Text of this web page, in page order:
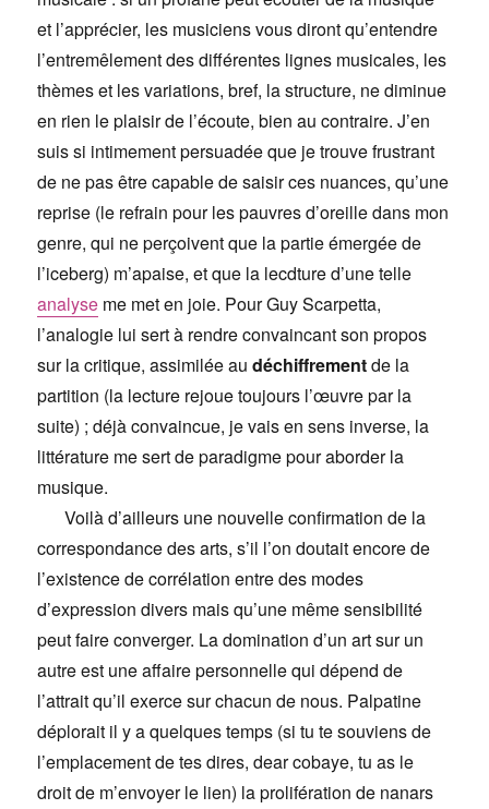
et l’apprécier, les musiciens vous diront qu’entendre
l’entremêlement des différentes lignes musicales, les
thèmes et les variations, bref, la structure, ne diminue
en rien le plaisir de l’écoute, bien au contraire. J’en
suis si intimement persuadée que je trouve frustrant
de ne pas être capable de saisir ces nuances, qu’une
reprise (le refrain pour les pauvres d’oreille dans mon
genre, qui ne perçoivent que la partie émergée de
l’iceberg) m’apaise, et que la lecdture d’une telle
analyse me met en joie. Pour Guy Scarpetta,
l’analogie lui sert à rendre convaincant son propos
sur la critique, assimilée audéchiffrementde la
partition (la lecture rejoue toujours l’œuvre par la
suite) ; déjà convaincue, je vais en sens inverse, la
littérature me sert de paradigme pour aborder la
musique.
Voilà d’ailleurs une nouvelle confirmation de la
correspondance des arts, s’il l’on doutait encore de
l’existence de corrélation entre des modes
d’expression divers mais qu’une même sensibilité
peut faire converger. La domination d’un art sur un
autre est une affaire personnelle qui dépend de
l’attrait qu’il exerce sur chacun de nous. Palpatine
déplorait il y a quelques temps (si tu te souviens de
l’emplacement de tes dires, dear cobaye, tu as le
droit de m’envoyer le lien) la prolifération de nanars